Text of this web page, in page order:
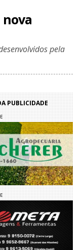
pela
PUBLICIDADE